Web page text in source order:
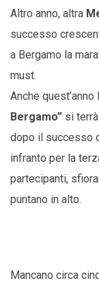
Altro anno, altra
successo
a Bergamo la
must.
Anche quest’anno
Bergamo” si
dopo il successo
infranto per la
partecipanti,
puntano in alto.
Mancano circa